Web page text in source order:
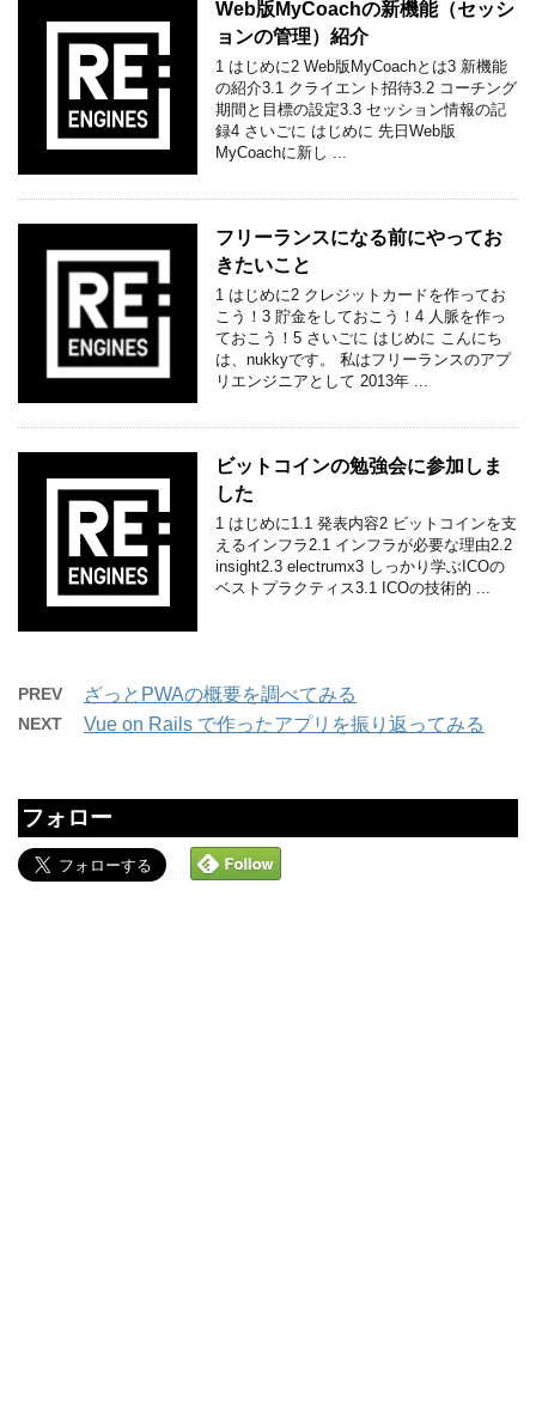
Web版MyCoachの新機能（セッシ
ョンの管理）紹介
1 はじめに2 Web版MyCoachとは3 新機能
の紹介3.1 クライエント招待3.2 コーチング
期間と目標の設定3.3 セッション情報の記
録4 さいごに はじめに 先日Web版
MyCoachに新し ...
フリーランスになる前にやってお
きたいこと
1 はじめに2 クレジットカードを作ってお
こう！3 貯金をしておこう！4 人脈を作っ
ておこう！5 さいごに はじめに こんにち
は、nukkyです。 私はフリーランスのアプ
リエンジニアとして 2013年 ...
ビットコインの勉強会に参加しま
した
1 はじめに1.1 発表内容2 ビットコインを支
えるインフラ2.1 インフラが必要な理由2.2
insight2.3 electrumx3 しっかり学ぶICOの
ベストプラクティス3.1 ICOの技術的 ...
PREV ざっとPWAの概要を調べてみる
NEXT Vue on Rails で作ったアプリを振り返ってみる
フォロー